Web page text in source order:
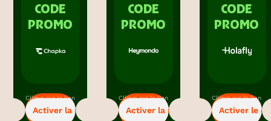
CODE
PROMO
Activer la promo
-5%
Clique sur le lien
pour bénéficier
de la promo.
CODE
PROMO
Activer la promo
-5%
Clique sur le lien
pour bénéficier
de la promo.
CODE
PROMO
Activer le
-5%
Clique sur le lien
pour obtenir le
code promo.